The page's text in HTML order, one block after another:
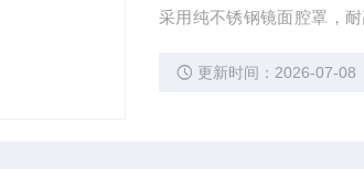
采用纯不锈钢镜面腔罩，耐高温、便于清
更新时间：2026-07-08